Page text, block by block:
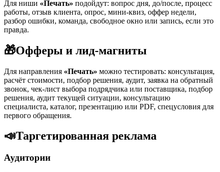
Для ниши «Печать» подойдут: вопрос дня, до/после, процесс
работы, отзыв клиента, опрос, мини-квиз, оффер недели,
разбор ошибки, команда, свободное окно или запись, если это
правда.
🎁Офферы и лид-магниты
Для направления «Печать» можно тестировать: консультация,
расчёт стоимости, подбор решения, аудит, заявка на обратный
звонок, чек-лист выбора подрядчика или поставщика, подбор
решения, аудит текущей ситуации, консультацию
специалиста, каталог, презентацию или PDF, спецусловия для
первого обращения.
📣Таргетированная реклама
Аудитории